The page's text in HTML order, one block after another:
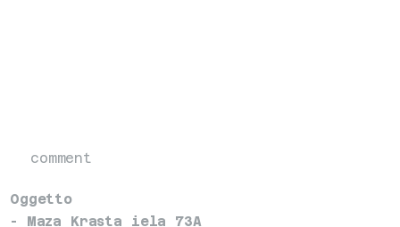
comment
Oggetto
- Maza Krasta iela 73A